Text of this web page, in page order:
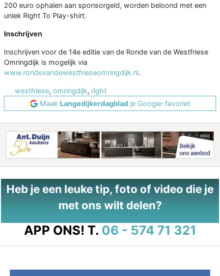
200 euro ophalen aan sponsorgeld, worden beloond met een
uniek Right To Play-shirt.
Inschrijven
Inschrijven voor de 14e editie van de Ronde van de Westfriese
Omringdijk is mogelijk via
www.rondevandewestfrieseomringdijk.nl.
westfriese, omringdijk, right
Maak Langedijkerdagblad je Google-favoriet
Heb je een leuke tip, foto of video die je
met ons wilt delen?
APP ONS! T. 06 - 574 71 321